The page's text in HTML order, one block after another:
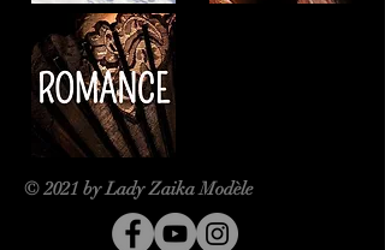
© 2021 by Lady Zaika Modèle